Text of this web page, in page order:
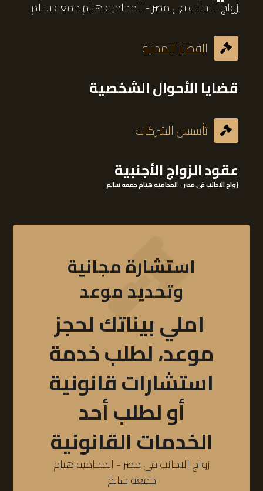
زواج الاجانب فى مصر - المحاميه هيام جمعه سالم
القضايا المدنية
قضايا الأحوال الشخصية
تأسيس الشركات
عقود الزواج الأجنبية
زواج الاجانب فى مصر - المحاميه هيام جمعه سالم
استشارة مجانية
وتحديد موعد
املي بيناتك لحجز
موعد، لطلب خدمة
استشارات قانونية
أو لطلب أحد
الخدمات القانونية
زواج الاجانب فى مصر - المحاميه هيام
جمعه سالم